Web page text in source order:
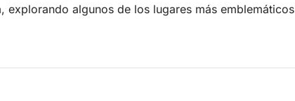
algunos de los lugares más emblemáticos
por aguas cristalinas hacia las islas de San
espectaculares.